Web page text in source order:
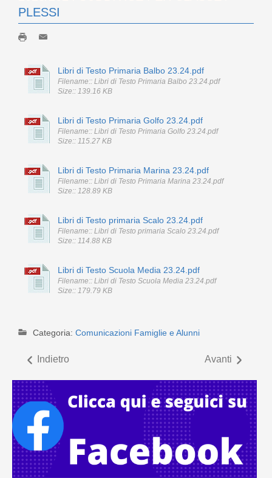
PLESSI
Libri di Testo Primaria Balbo 23.24.pdf
Filename:: Libri di Testo Primaria Balbo 23.24.pdf
Size:: 139.16 KB
Libri di Testo Primaria Golfo 23.24.pdf
Filename:: Libri di Testo Primaria Golfo 23.24.pdf
Size:: 115.27 KB
Libri di Testo Primaria Marina 23.24.pdf
Filename:: Libri di Testo Primaria Marina 23.24.pdf
Size:: 128.89 KB
Libri di Testo primaria Scalo 23.24.pdf
Filename:: Libri di Testo primaria Scalo 23.24.pdf
Size:: 114.88 KB
Libri di Testo Scuola Media 23.24.pdf
Filename:: Libri di Testo Scuola Media 23.24.pdf
Size:: 179.79 KB
Categoria: Comunicazioni Famiglie e Alunni
Indietro Avanti